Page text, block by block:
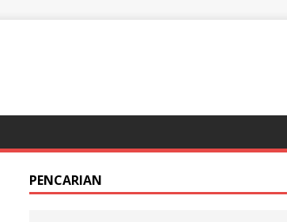
PENCARIAN